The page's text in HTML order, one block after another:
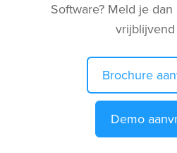
Software? Meld je
vrijblijvend
Brochure
Demo